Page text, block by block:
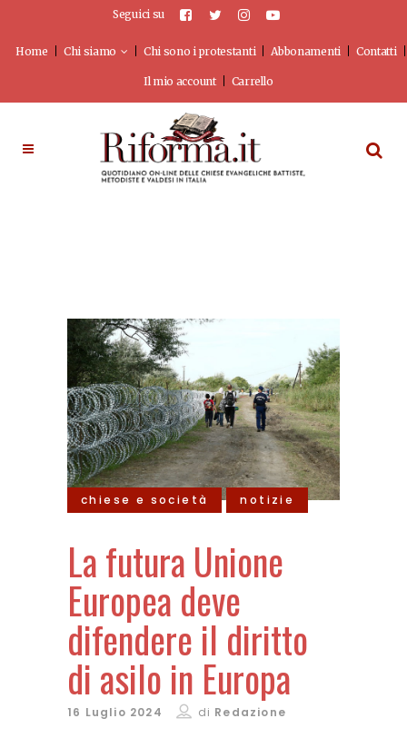
Seguici su
Home Chi siamo Chi sono i protestanti Abbonamenti Contatti
Il mio account Carrello
chiese e società notizie
La futura Unione
Europea deve
difendere il diritto
di asilo in Europa
16 Luglio 2024 di Redazione